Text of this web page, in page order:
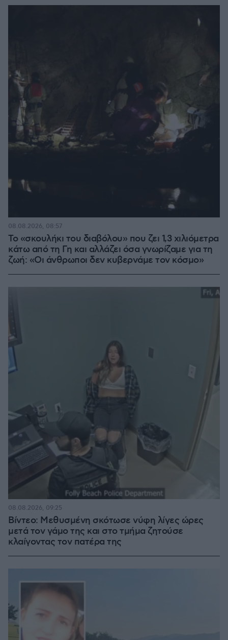
Το «σκουλήκι του διαβόλου» που ζει 1,3 χιλιόμετρα
κάτω από τη Γη και αλλάζει όσα γνωρίζαμε για τη
ζωή: «Οι άνθρωποι δεν κυβερνάμε τον κόσμο»
08.08.2026, 08:57
Βίντεο: Μεθυσμένη σκότωσε νύφη λίγες ώρες
μετά τον γάμο της και στο τμήμα ζητούσε
κλαίγοντας τον πατέρα της
08.08.2026, 09:25